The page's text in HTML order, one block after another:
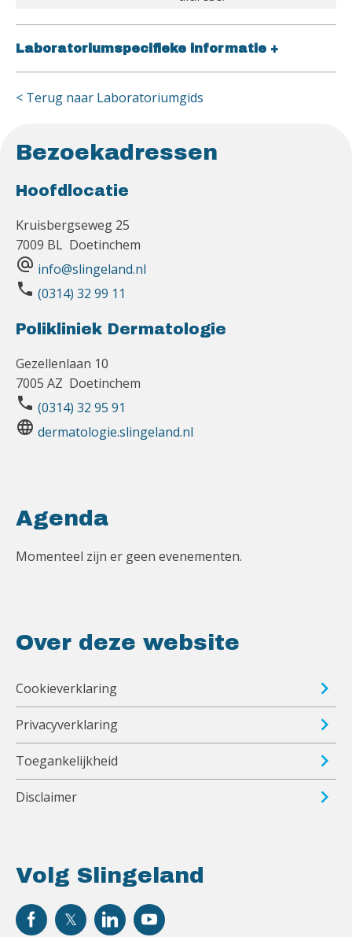
Laboratoriumspecifieke informatie +
< Terug naar Laboratoriumgids
Bezoekadressen
Hoofdlocatie
Kruisbergseweg 25
7009 BL Doetinchem
alternate_email info@slingeland.nl
phone (0314) 32 99 11
Polikliniek Dermatologie
Gezellenlaan 10
7005 AZ Doetinchem
phone (0314) 32 95 91
language dermatologie.slingeland.nl
Volg Slingeland
Agenda
Momenteel zijn er geen evenementen.
Over deze website
Cookieverklaring
Privacyverklaring
Toegankelijkheid
Disclaimer